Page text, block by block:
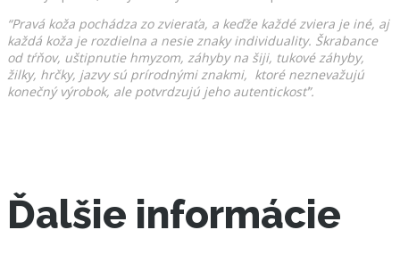
“Pravá koža pochádza zo zvieraťa, a keďže každé zviera je iné, aj
každá koža je rozdielna a nesie znaky individuality. Škrabance
od tŕňov, uštipnutie hmyzom, záhyby na šiji, tukové záhyby,
žilky, hrčky, jazvy sú prírodnými znakmi, ktoré neznevažujú
konečný výrobok, ale potvrdzujú jeho autentickosť”.
Ďalšie informácie